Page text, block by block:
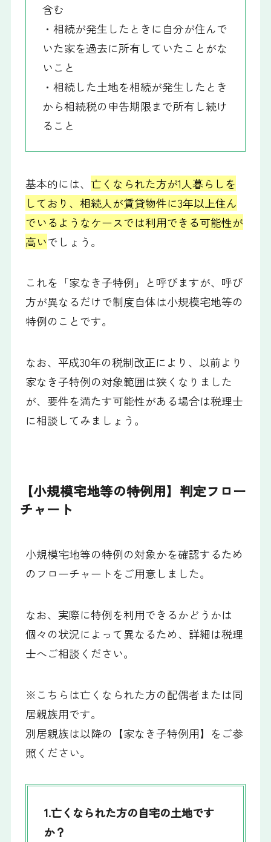
含む
・相続が発生したときに自分が住んで
いた家を過去に所有していたことがな
いこと
・相続した土地を相続が発生したとき
から相続税の申告期限まで所有し続け
ること
基本的には、亡くなられた方が1人暮らしを
しており、相続人が賃貸物件に3年以上住ん
でいるようなケースでは利用できる可能性が
高いでしょう。
これを「家なき子特例」と呼びますが、呼び
方が異なるだけで制度自体は小規模宅地等の
特例のことです。
なお、平成30年の税制改正により、以前より
家なき子特例の対象範囲は狭くなりました
が、要件を満たす可能性がある場合は税理士
に相談してみましょう。
【小規模宅地等の特例用】判定フロー
チャート
小規模宅地等の特例の対象かを確認するため
のフローチャートをご用意しました。
なお、実際に特例を利用できるかどうかは
個々の状況によって異なるため、詳細は税理
士へご相談ください。
※こちらは亡くなられた方の配偶者または同
居親族用です。
別居親族は以降の【家なき子特例用】をご参
照ください。
1.亡くなられた方の自宅の土地です
か？